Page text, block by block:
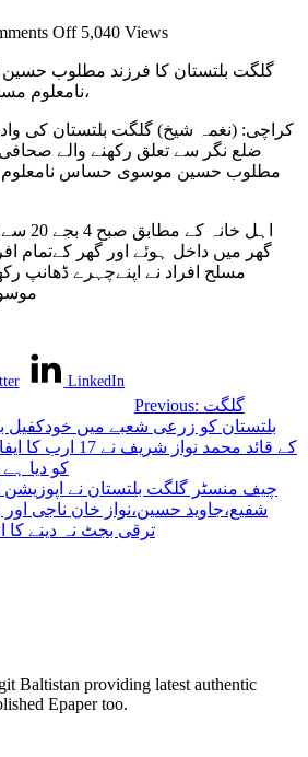
Offon
بلتستان
کا
مطلوب
حسین
کراچی
گھر
سے
نامعلوم
اغواء،
5,040 Views
گلگت بلتستان کا فرزند مطلوب
نامعلوم مسلح افراد کے ہاتھوں اغواء،
‏کراچی: (نغمہ شیخ) گلگت بلتستان کی
ضلع نگر سے تعلق رکھنے والے صحافی
مطلوب حسین موسوی حساس نامعلوم
اہل
گھر میں داخل ہوئے اور گھر کےتمام
مسلح افراد نے اپنےچہرے ڈھانپ
LinkedIn
Previous:
بلتستان کو زرعی شعبے میں خودکفیل
کے قائد محمد
کو دیا
شفیع،جاوید حسین،نواز خان ناجی اور
ترقی بجٹ نہ دینے کا
Baltistan providing latest authentic
Epaper too.